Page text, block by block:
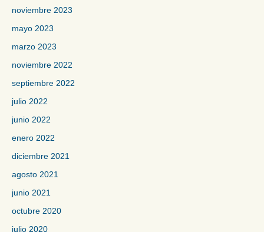
noviembre 2023
mayo 2023
marzo 2023
noviembre 2022
septiembre 2022
julio 2022
junio 2022
enero 2022
diciembre 2021
agosto 2021
junio 2021
octubre 2020
julio 2020